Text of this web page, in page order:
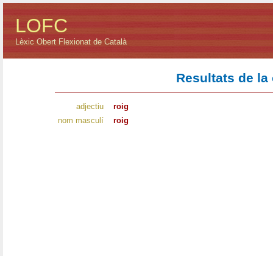
LOFC
Lèxic Obert Flexionat de Català
Resultats de la
adjectiu
roig
nom masculí
roig